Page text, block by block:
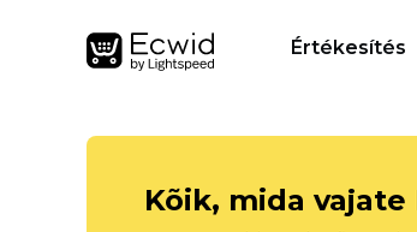
Értékesítés
Kõik, mida